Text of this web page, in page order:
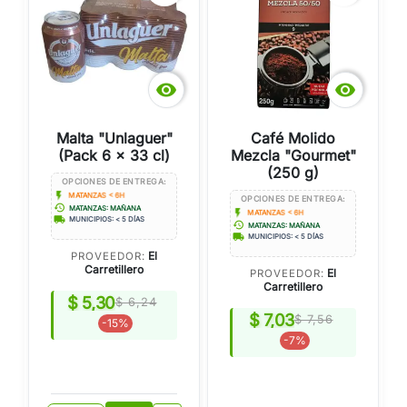

Malta "Unlaguer"
(Pack 6 x 33 cl)
OPCIONES DE ENTREGA:
flash_on MATANZAS < 6H
history MATANZAS: MAÑANA
local_shipping MUNICIPIOS: < 5 DÍAS
PROVEEDOR: El
Carretillero
$ 5,30$ 6,24
-15%

Café Molido
Mezcla "Gourmet"
(250 g)
OPCIONES DE ENTREGA:
flash_on MATANZAS < 6H
history MATANZAS: MAÑANA
local_shipping MUNICIPIOS: < 5 DÍAS
PROVEEDOR: El
Carretillero
$ 7,03$ 7,56
-7%